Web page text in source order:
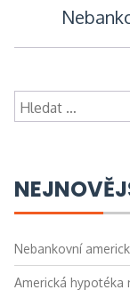
pro
Vyhledávání
Nebankovní
Americká hypotéka